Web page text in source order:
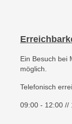
Ein Besuch bei
möglich.
Telefonisch
09:00 - 12:00 //